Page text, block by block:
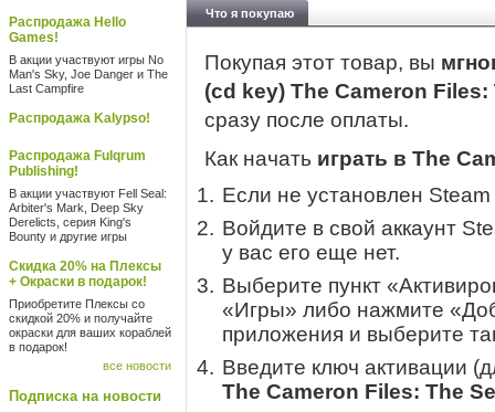
Распродажа Hello
Games!
В акции участвуют игры No
Man's Sky, Joe Danger и The
Last Campfire
Распродажа Kalypso!
Распродажа Fulqrum
Publishing!
В акции участвуют Fell Seal:
Arbiter's Mark, Deep Sky
Derelicts, серия King's
Bounty и другие игры
Скидка 20% на Плексы
+ Окраски в подарок!
Приобретите Плексы со
скидкой 20% и получайте
окраски для ваших кораблей
в подарок!
все новости
Подписка на новости
Что я покупаю
Покупая этот товар, вы
(cd key) The Cameron
сразу после оплаты.
Как начать играть в The
Если не установлен
Войдите в свой аккаунт
у вас его еще нет.
Выберите пункт
«Игры» либо нажмите
приложения и выберите
Введите ключ активации
The Cameron Files: The